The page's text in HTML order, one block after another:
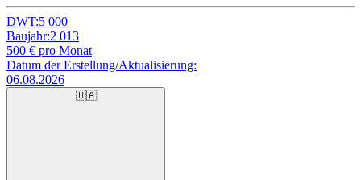
DWT:5 000
Baujahr:2 013
500 € pro Monat
Datum der Erstellung/Aktualisierung:
06.08.2026
🇺🇦